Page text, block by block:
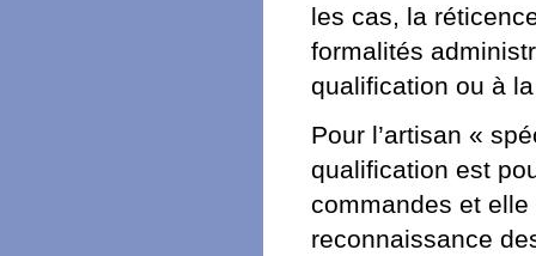
les cas, la
formalités
qualification ou à
Pour l’artisan «
qualification est
commandes et
reconnaissance